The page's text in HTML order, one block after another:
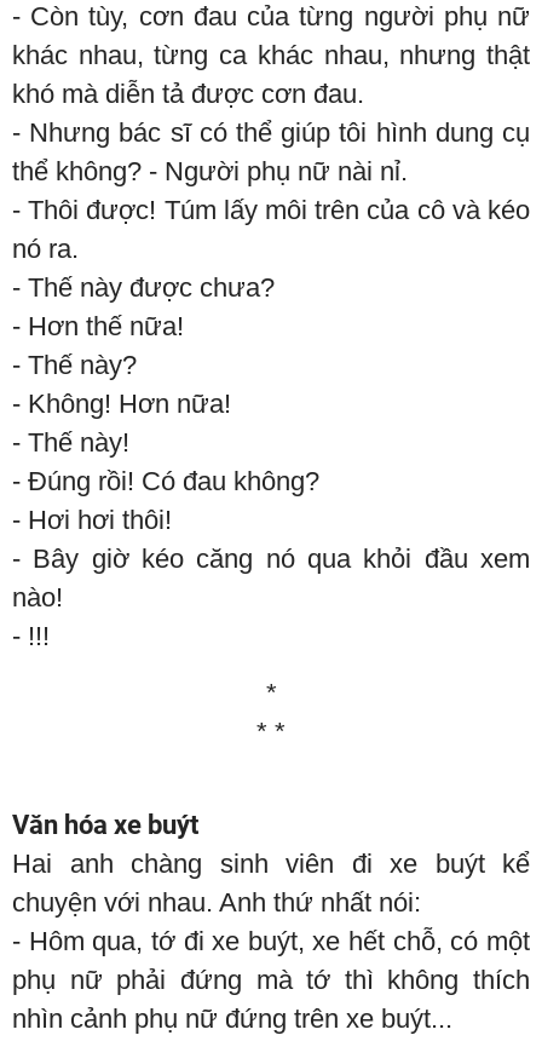
- Còn tùy, cơn đau của từng người phụ nữ
khác nhau, từng ca khác nhau, nhưng thật
khó mà diễn tả được cơn đau.
- Nhưng bác sĩ có thể giúp tôi hình dung cụ
thể không? - Người phụ nữ nài nỉ.
- Thôi được! Túm lấy môi trên của cô và kéo
nó ra.
- Thế này được chưa?
- Hơn thế nữa!
- Thế này?
- Không! Hơn nữa!
- Thế này!
- Đúng rồi! Có đau không?
- Hơi hơi thôi!
- Bây giờ kéo căng nó qua khỏi đầu xem
nào!
- !!!
*
* *
Văn hóa xe buýt
Hai anh chàng sinh viên đi xe buýt kể
chuyện với nhau. Anh thứ nhất nói:
- Hôm qua, tớ đi xe buýt, xe hết chỗ, có một
phụ nữ phải đứng mà tớ thì không thích
nhìn cảnh phụ nữ đứng trên xe buýt...